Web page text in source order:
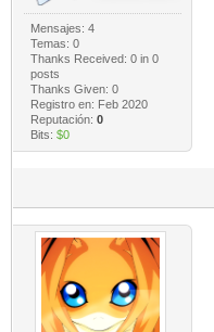
Mensajes: 4
Temas: 0
Thanks Received: 0in 0
posts
Thanks Given: 0
Registro en: Feb 2020
Reputación: 0
Bits: $0